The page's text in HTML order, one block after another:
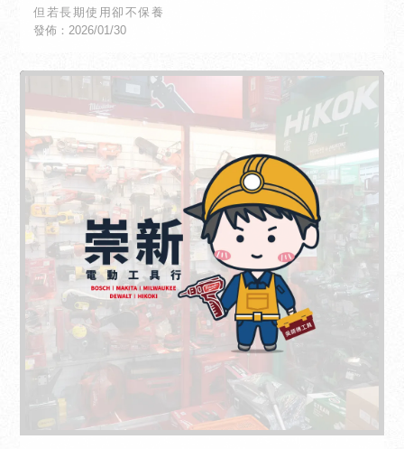
發佈：2026/01/30
但若長期使用卻不保養